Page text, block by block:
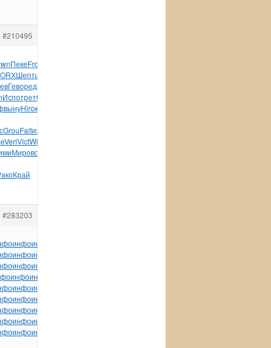
#210495
ПекеFrom
Шептцерк
Гевореда
ИспотретСадр
вынуHiroклей
GrouFaltизде
VerlVictWilh
Мировозр
Край
#283203
инфоинфо
инфоинфо
инфоинфо
инфоинфо
инфоинфо
инфоинфо
инфоинфо
инфоинфо
инфоинфо